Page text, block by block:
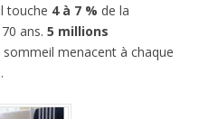
touche 4 à 7 % de la
ans. 5 millions
sommeil menacent à chaque